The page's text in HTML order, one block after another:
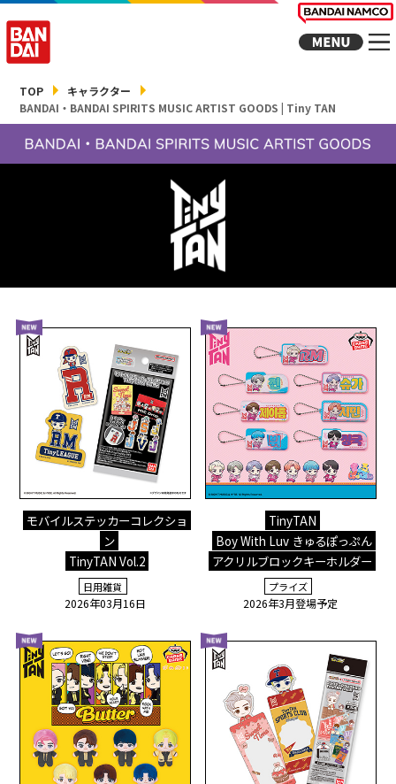
TOP
キャラクター
BANDAI・BANDAI SPIRITS MUSIC ARTIST GOODS | Tiny TAN
モバイルステッカーコレクショ
ン
TinyTAN Vol.2
日用雑貨
2026年03月16日
TinyTAN
Boy With Luv きゅるぽっぷん
アクリルブロックキーホルダー
プライズ
2026年3月登場予定